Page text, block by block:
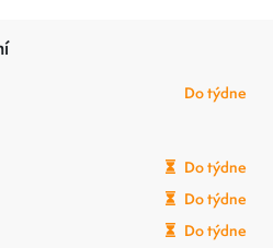
Do týdne
Do týdne
Do týdne
Do týdne